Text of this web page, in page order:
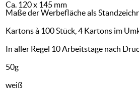
Ca. 120 x 145 mm
Maße der Werbefläche als
Kartons à 100 Stück, 4 Kartons im
In aller Regel 10 Arbeitstage nach
50g
weiß